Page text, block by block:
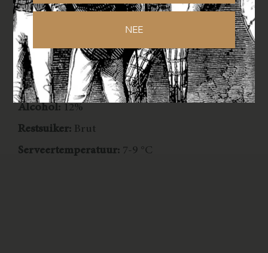
Druivensoorten:
Meunier, 20% Chardonnay (waarvan 20%
reserve rode wijn)
Lagering:48 maanden
Alcohol:12%
Restsuiker: Brut
Serveertemperatuur: 7-9 °C
NEE